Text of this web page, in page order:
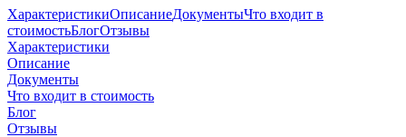
ХарактеристикиОписаниеДокументыЧто входит в
стоимостьБлогОтзывы
Характеристики
Описание
Документы
Что входит в стоимость
Блог
Отзывы